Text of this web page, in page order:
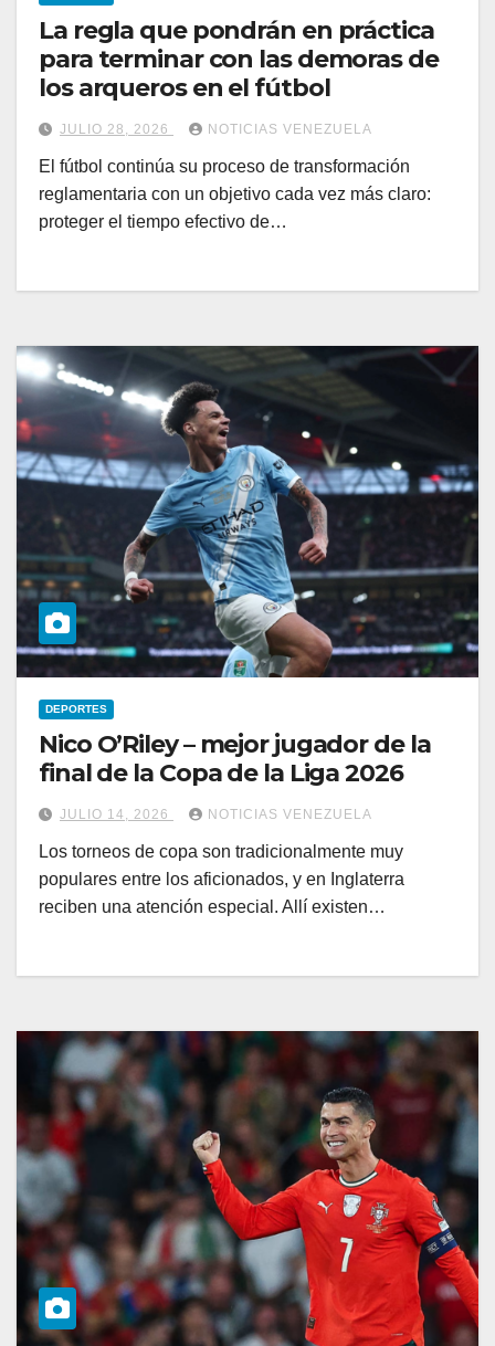
La regla que pondrán en práctica
para terminar con las demoras de
los arqueros en el fútbol
JULIO 28, 2026 NOTICIAS VENEZUELA
El fútbol continúa su proceso de transformación
reglamentaria con un objetivo cada vez más claro:
proteger el tiempo efectivo de…
DEPORTES
Nico O’Riley – mejor jugador de la
final de la Copa de la Liga 2026
JULIO 14, 2026 NOTICIAS VENEZUELA
Los torneos de copa son tradicionalmente muy
populares entre los aficionados, y en Inglaterra
reciben una atención especial. Allí existen…